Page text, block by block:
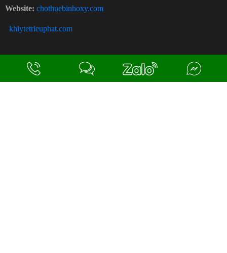
Website: chothuebinhoxy.com
khiytetrieuphat.com
ĐỪNG GỌI LÀM PHIỀN KHÁCH NHÉ,
KHÁCH KHÔNG CÓ NHU CẦU NÂNG CẤP !!